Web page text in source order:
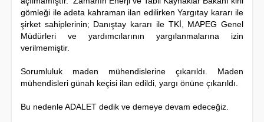
gömleği ile adeta kahraman ilan edilirken Yargıtay kararı ile
şirket sahiplerinin; Danıştay kararı ile TKİ, MAPEG Genel
Müdürleri ve yardımcılarının yargılanmalarına izin
verilmemiştir.
Sorumluluk maden mühendislerine çıkarıldı. Maden
mühendisleri günah keçisi ilan edildi, yargı önüne çıkarıldı.
Bu nedenle ADALET dedik ve demeye devam edeceğiz.